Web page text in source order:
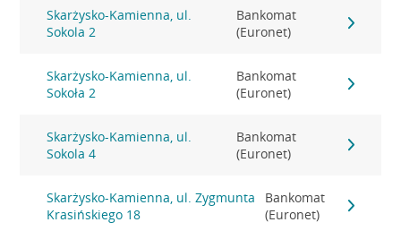
Skarżysko-Kamienna, ul.
Sokola 2
Bankomat
(Euronet)
Skarżysko-Kamienna, ul.
Sokoła 2
Bankomat
(Euronet)
Skarżysko-Kamienna, ul.
Sokola 4
Bankomat
(Euronet)
Skarżysko-Kamienna, ul. Zygmunta
Krasińskiego 18
Bankomat
(Euronet)